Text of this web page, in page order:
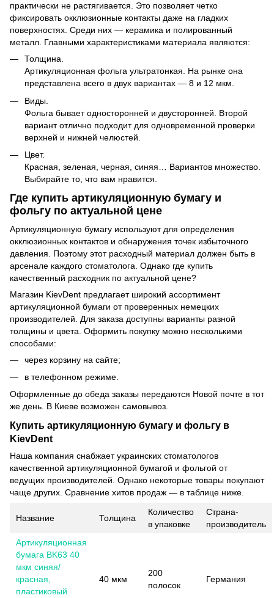
практически не растягивается. Это позволяет четко
фиксировать окклюзионные контакты даже на гладких
поверхностях. Среди них — керамика и полированный
металл. Главными характеристиками материала являются:
Толщина.
Артикуляционная фольга ультратонкая. На рынке она
представлена ​​всего в двух вариантах — 8 и 12 мкм.
Виды.
Фольга бывает односторонней и двусторонней. Второй
вариант отлично подходит для одновременной проверки
верхней и нижней челюстей.
Цвет.
Красная, зеленая, черная, синяя… Вариантов множество.
Выбирайте то, что вам нравится.
Где купить артикуляционную бумагу и
фольгу по актуальной цене
Артикуляционную бумагу используют для определения
окклюзионных контактов и обнаружения точек избыточного
давления. Поэтому этот расходный материал должен быть в
арсенале каждого стоматолога. Однако где купить
качественный расходник по актуальной цене?
Магазин KievDent предлагает широкий ассортимент
артикуляционной бумаги от проверенных немецких
производителей. Для заказа доступны варианты разной
толщины и цвета. Оформить покупку можно несколькими
способами:
через корзину на сайте;
в телефонном режиме.
Оформленные до обеда заказы передаются Новой почте в тот
же день. В Киеве возможен самовывоз.
Купить артикуляционную бумагу и фольгу в
KievDent
Наша компания снабжает украинских стоматологов
качественной артикуляционной бумагой и фольгой от
ведущих производителей. Однако некоторые товары покупают
чаще других. Сравнение хитов продаж — в таблице ниже.
Название Толщина
Количество
в упаковке
Страна-
производитель
Артикуляционная
бумага BK63 40
мкм синяя/
красная,
пластиковый
40 мкм
200
полосок
Германия